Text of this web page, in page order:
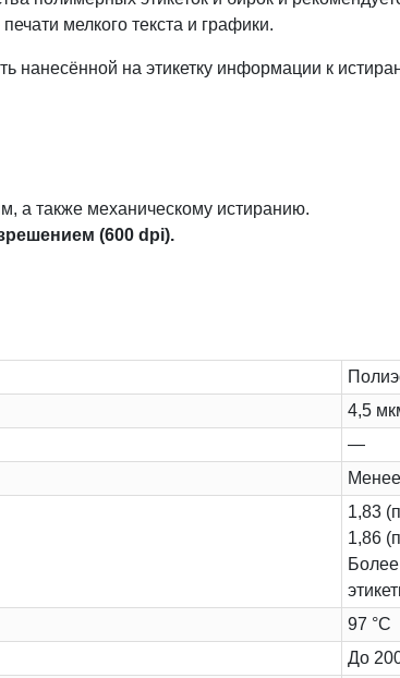
мелкого текста и графики.
нанесённой на этикетку информации к
а также механическому истиранию.
(600 dpi).
4,5
—
1,83
1,86
Более
97 °C
До